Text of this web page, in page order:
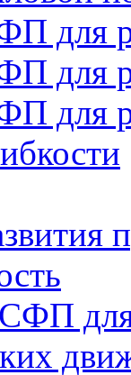
для
для
для
для